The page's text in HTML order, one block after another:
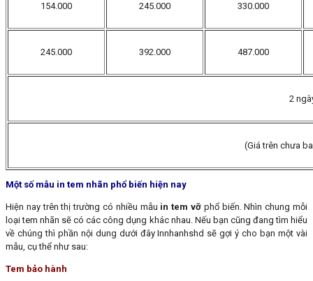
154.000 245.000 330.000
245.000 392.000 487.000
2
(Giá trên chưa
Một số mẫu in tem nhãn phổ biến hiện nay
Hiện nay trên thị trường có nhiều mẫu in tem vỡ phổ biến. Nhìn chung mỗi
loại tem nhãn sẽ có các công dụng khác nhau. Nếu bạn cũng đang tìm hiểu
về chúng thì phần nội dung dưới đây Innhanhshd sẽ gợi ý cho bạn một vài
mẫu, cụ thể như sau:
Tem bảo hành